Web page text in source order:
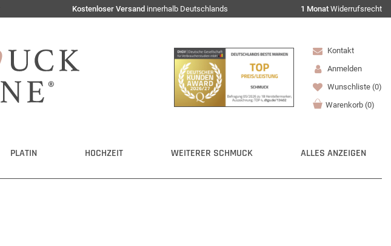
Kostenloser Versand innerhalb Deutschlands 1 Monat Widerrufsrecht
Kontakt
Anmelden
Wunschliste (0)
Warenkorb (0)
PLATIN HOCHZEIT WEITERER SCHMUCK ALLES ANZEIGEN